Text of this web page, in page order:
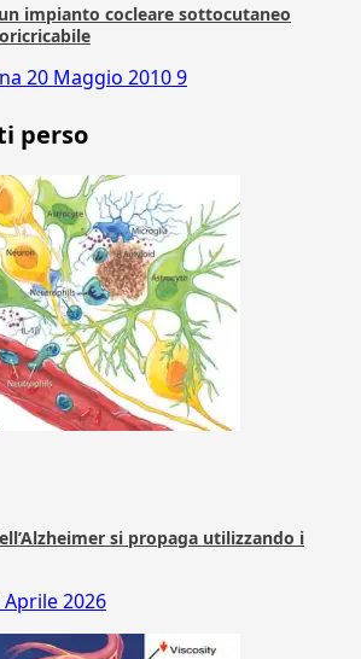
impianto cocleare sottocutaneo
20 Maggio 20109
perso
si propaga utilizzando i
Aprile 2026